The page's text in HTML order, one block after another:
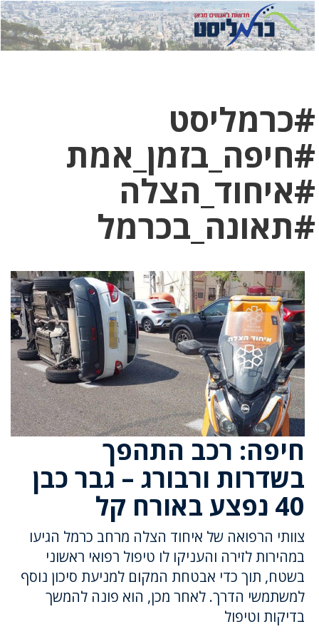
לחץ
כאן
לחץ
כדי
#כרמליסט
#חיפה_בזמן_אמת
#איחוד_הצלה
#תאונה_בכרמל
חיפה: רכב התהפך
בשדרות ורבורג – גבר כבן
40 נפצע באורח קל
צוותי הרפואה של איחוד הצלה מרחב כרמל הגיעו
במהירות לזירה והעניקו לו טיפול רפואי ראשוני
בשטח, תוך כדי אבטחת המקום למניעת סיכון נוסף
למשתמשי הדרך. לאחר מכן, הוא פונה להמשך
בדיקות וטיפול